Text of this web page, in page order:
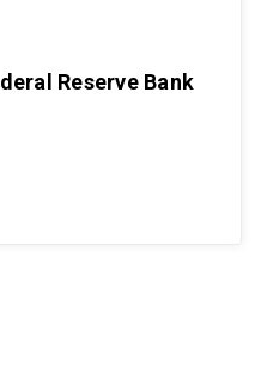
Reserve Bank